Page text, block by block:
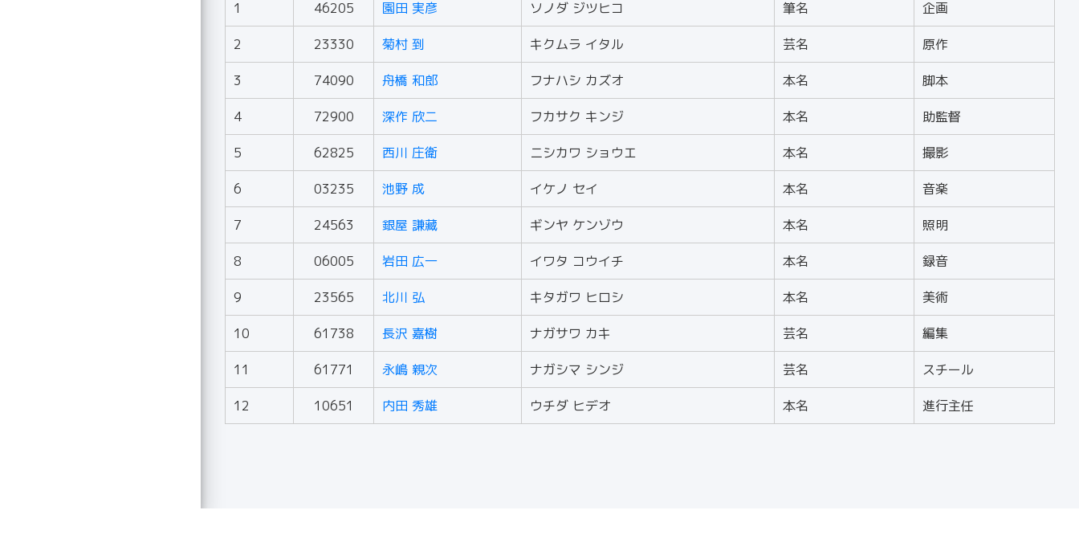
1 46205 園田 実彦 ソノダ ジツヒコ 筆名 企画
2 23330 菊村 到 キクムラ イタル 芸名 原作
3 74090 舟橋 和郎 フナハシ カズオ 本名 脚本
4 72900 深作 欣二 フカサク キンジ 本名 助監督
5 62825 西川 庄衛 ニシカワ ショウエ 本名 撮影
6 03235 池野 成 イケノ セイ 本名 音楽
7 24563 銀屋 謙藏 ギンヤ ケンゾウ 本名 照明
8 06005 岩田 広一 イワタ コウイチ 本名 録音
9 23565 北川 弘 キタガワ ヒロシ 本名 美術
10 61738 長沢 嘉樹 ナガサワ カキ 芸名 編集
11 61771 永嶋 親次 ナガシマ シンジ 芸名 スチール
12 10651 内田 秀雄 ウチダ ヒデオ 本名 進行主任